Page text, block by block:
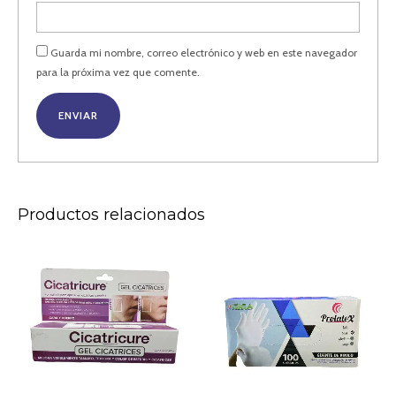
Guarda mi nombre, correo electrónico y web en este navegador
para la próxima vez que comente.
Productos relacionados
*60
GMS
cantidad
*100und
cantidad